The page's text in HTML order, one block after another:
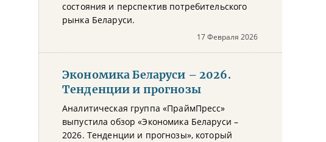
состояния и перспектив потребительского
рынка Беларуси.
17 Февраля 2026
Экономика Беларуси – 2026.
Тенденции и прогнозы
Аналитическая группа «ПраймПресс»
выпустила обзор «Экономика Беларуси –
2026. Тенденции и прогнозы», который